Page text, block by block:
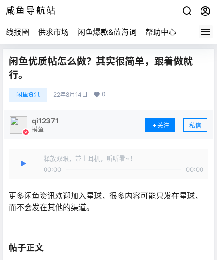
咸鱼导航站
线报圈 供求市场 闲鱼爆款&蓝海词 帮助中心
闲鱼优质帖怎么做？其实很简单，跟着做就
行。
闲鱼资讯 22年8月14日 0
qi12371
摸鱼
关注 私信
释放双眼，带上耳机，听听看~！
00:00
00:00
更多闲鱼资讯欢迎加入星球，很多内容可能只发在星球，
而不会发在其他的渠道。
帖子正文